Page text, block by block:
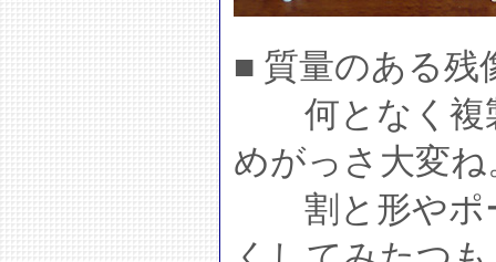
■ 質量のある残
何となく複
めがっさ大変ね
割と形やポ